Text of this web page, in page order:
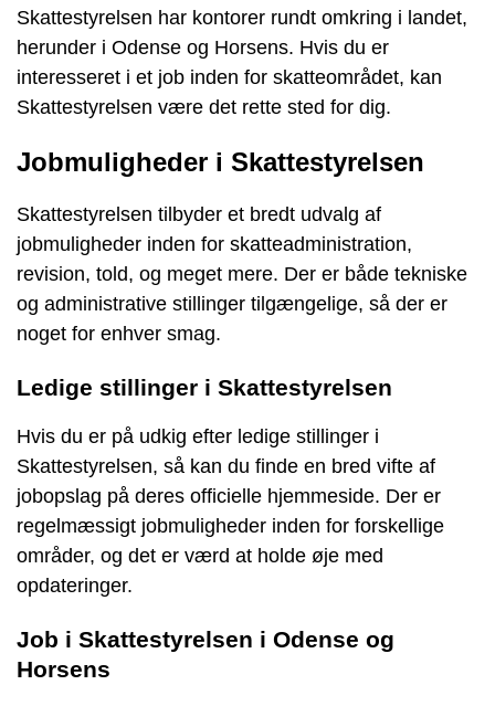
Skattestyrelsen har kontorer rundt omkring i landet,
herunder i Odense og Horsens. Hvis du er
interesseret i et job inden for skatteområdet, kan
Skattestyrelsen være det rette sted for dig.
Jobmuligheder i Skattestyrelsen
Skattestyrelsen tilbyder et bredt udvalg af
jobmuligheder inden for skatteadministration,
revision, told, og meget mere. Der er både tekniske
og administrative stillinger tilgængelige, så der er
noget for enhver smag.
Ledige stillinger i Skattestyrelsen
Hvis du er på udkig efter ledige stillinger i
Skattestyrelsen, så kan du finde en bred vifte af
jobopslag på deres officielle hjemmeside. Der er
regelmæssigt jobmuligheder inden for forskellige
områder, og det er værd at holde øje med
opdateringer.
Job i Skattestyrelsen i Odense og
Horsens